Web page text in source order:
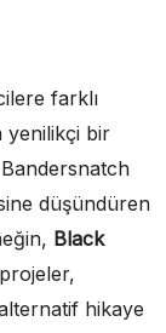
farklı
yenilikçi bir
düşündüren
Black
hikaye